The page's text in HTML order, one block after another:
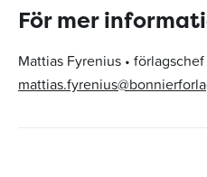
För mer
Mattias Fyrenius •